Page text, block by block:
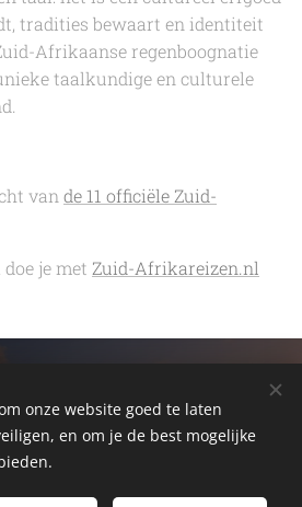
tradities bewaart en identiteit
Afrikaanse regenboognatie
taalkundige en culturele
van de 11 officiële Zuid-
je met Zuid-Afrikareizen.nl
Reizen - 33 Kohlerstreet
Western Cape - South Africa
R62AdventureTours
onze website goed te laten
en om je de best mogelijke